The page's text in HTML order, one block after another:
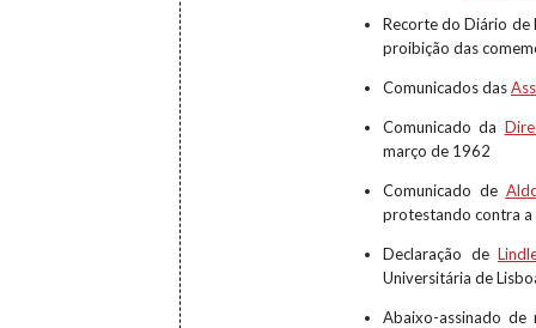
Recorte do Diário
proibição das
Comunicados das
Comunicado da
março de 1962
Comunicado de
protestando contra a
Declaração de
Universitária de
Abaixo-assinado